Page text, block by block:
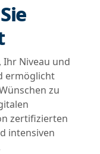
Ihr Niveau und
ermöglicht
zu
zertifizierten
intensiven